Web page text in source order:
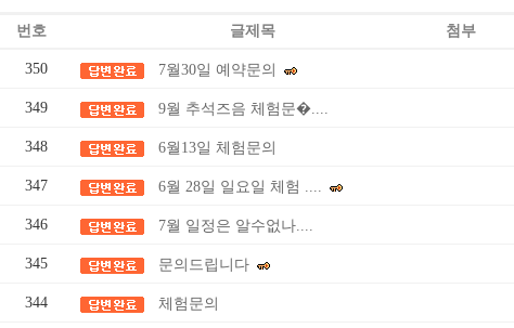
번호 글제목 첨부
350 7월30일 예약문의
349 9월 추석즈음 체험문�....
348 6월13일 체험문의
347 6월 28일 일요일 체험 ....
346 7월 일정은 알수없나....
345 문의드립니다
344 체험문의